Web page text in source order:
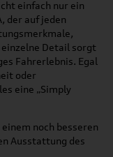
einfach nur ein
der auf jeden
Detail sorgt
Fahrerlebnis. Egal
oder
eine „Simply
noch besseren
Ausstattung des